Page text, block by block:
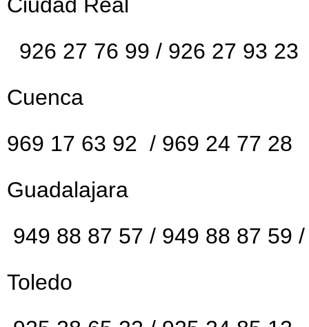
926 27 76 99 / 926 27 93 23
Cuenca
969 17 63 92 / 969 24 77 28
Guadalajara
949 88 87 57 / 949 88 87 59
Toledo